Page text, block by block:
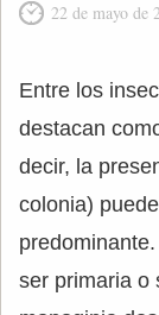
22 de mayo de
Entre los
destacan
decir, la
colonia)
ser primaria o